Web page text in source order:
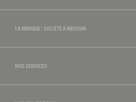
LA MARQUE : SOCIÉTÉ À MISSION
NOS SERVICES